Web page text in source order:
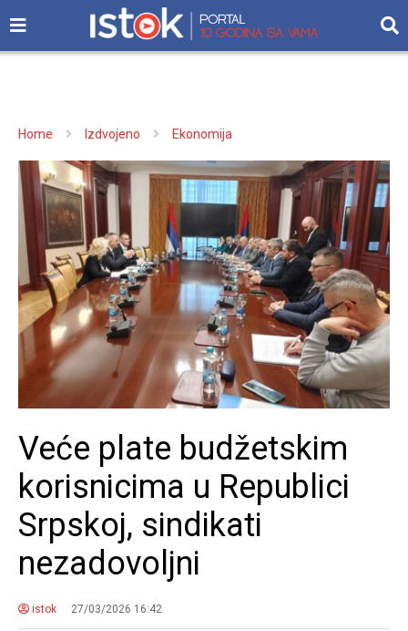
Home Izdvojeno Ekonomija
Veće plate budžetskim
korisnicima u Republici
Srpskoj, sindikati
nezadovoljni
istok 27/03/2026 16:42